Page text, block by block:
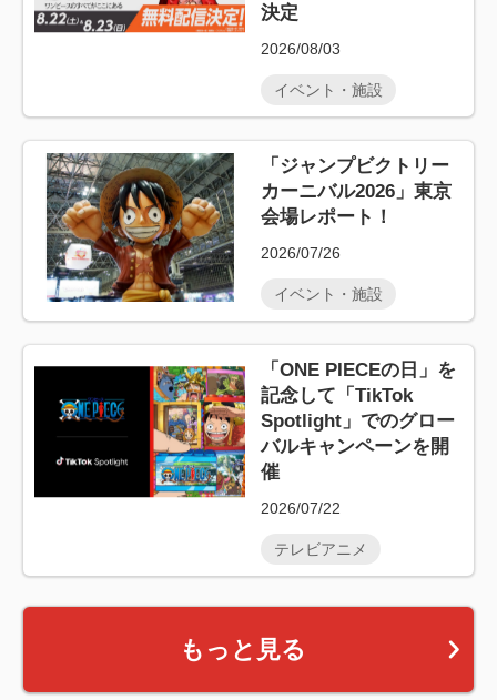
決定
2026/08/03
イベント・施設
「ジャンプビクトリー
カーニバル2026」東京
会場レポート！
2026/07/26
イベント・施設
「ONE PIECEの日」を
記念して「TikTok
Spotlight」でのグロー
バルキャンペーンを開
催
2026/07/22
テレビアニメ
もっと見る